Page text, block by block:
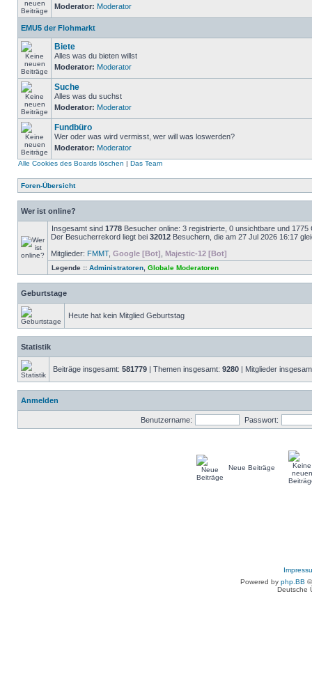
Moderator: Moderator
EMU5 der Flohmarkt
Biete
Alles was du bieten willst
Moderator: Moderator
Suche
Alles was du suchst
Moderator: Moderator
Fundbüro
Wer oder was wird vermisst, wer will was loswerden?
Moderator: Moderator
Alle Cookies des Boards löschen | Das Team
Foren-Übersicht
Wer ist online?
Insgesamt sind 1778 Besucher online: 3 registrierte, 0 unsichtbare und
Der Besucherrekord liegt bei 32012 Besuchern, die am 27 Jul 2026 16:17
Mitglieder: FMMT, Google [Bot] Majestic-12 [Bot]
Legende :: Administratoren Globale Moderatoren
Geburtstage
Heute hat kein Mitglied Geburtstag
Statistik
Beiträge insgesamt: 581779 | Themen insgesamt: 9280 | Mitglieder
Anmelden
Benutzername: Passwort:
Neue Beiträge
Powered by php.BB
Deutsche